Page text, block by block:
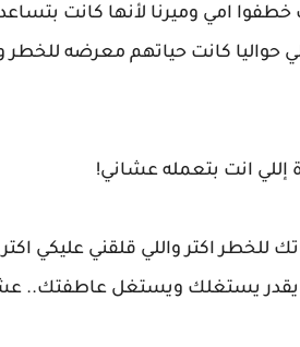
امي وميرنا لأنها كانت
كانت حياتهم معرضه للخطر
إللي انت بتعمله عشاني!
اكتر واللي قلقني عليكي اكتر
يقدر يستغلك ويستغل عاطفتك..